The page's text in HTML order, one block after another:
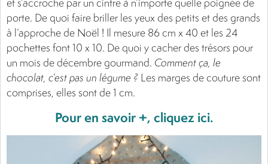
et s’accroche par un cintre à n’importe quelle poignée de
porte. De quoi faire briller les yeux des petits et des grands
à l’approche de Noël ! Il mesure 86 cm x 40 et les 24
pochettes font 10 x 10. De quoi y cacher des trésors pour
un mois de décembre gourmand. Comment ça, le
chocolat, c’est pas un légume ? Les marges de couture sont
comprises, elles sont de 1 cm.
Pour en savoir +, cliquez ici.